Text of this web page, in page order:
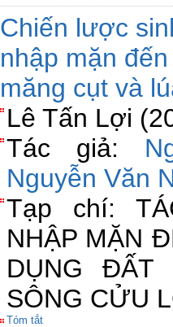
Chiến lược
nhập mặn
măng cụt và
Lê Tấn Lợi
Tác giả:
Nguyễn Văn
Tạp chí:
NHẬP MẶN
DỤNG ĐẤT
SÔNG CỬU
Tóm tắt